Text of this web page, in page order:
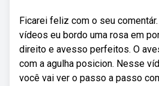
Ficarei feliz com o seu
vídeos eu bordo uma rosa em
direito e avesso perfeitos. O
com a agulha posicion. Nesse
você vai ver o passo a passo